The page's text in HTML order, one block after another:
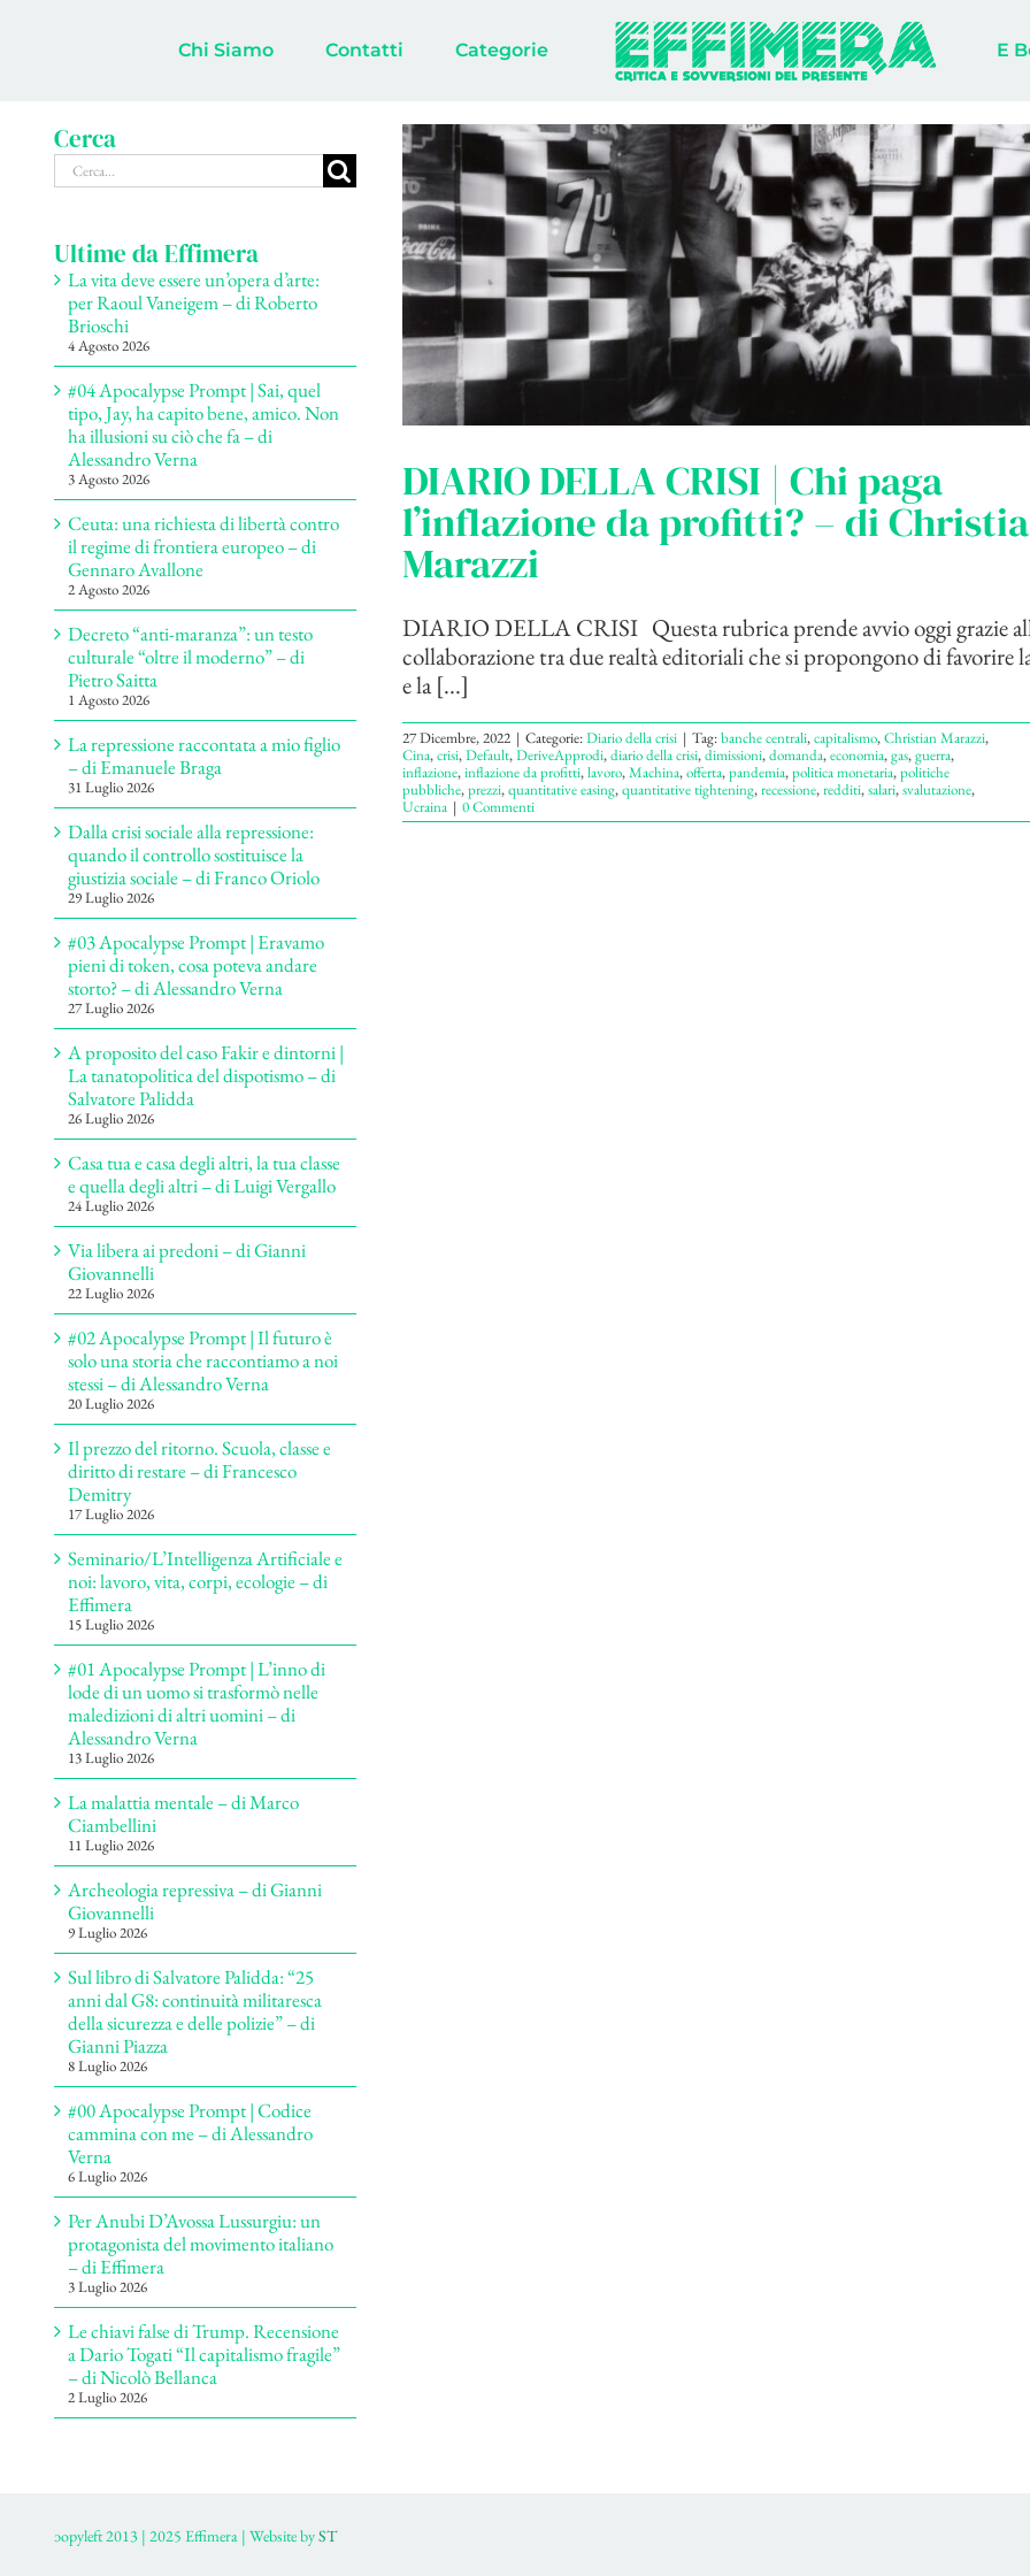
Chi Siamo Contatti Categorie E
DIARIO DELLA CRISI | Chi paga
l’inflazione da profitti? – di
Marazzi
DIARIO DELLA CRISI Questa rubrica prende avvio oggi grazie
collaborazione tra due realtà editoriali che si propongono di favorire
e la [...]
27 Dicembre, 2022 | Categorie:Diario della crisi | Tag:banche centrali,capitalismo,Christian Marazzi,
Cina,crisi,Default,DeriveApprodi,diario della crisi,dimissioni,domanda,economia,gas,guerra,
inflazione,inflazione da profitti,lavoro,Machina,offerta,pandemia,politica monetaria,politiche
pubbliche,prezzi,quantitative easing,quantitative tightening,recessione,redditi,salari,svalutazione,
Ucraina | 0 Commenti
Cerca
Cerca
per:
Ultime da Effimera
La vita deve essere un’opera d’arte:
per Raoul Vaneigem – di Roberto
Brioschi
4 Agosto 2026
#04 Apocalypse Prompt | Sai, quel
tipo, Jay, ha capito bene, amico. Non
ha illusioni su ciò che fa – di
Alessandro Verna
3 Agosto 2026
Ceuta: una richiesta di libertà contro
il regime di frontiera europeo – di
Gennaro Avallone
2 Agosto 2026
Decreto “anti-maranza”: un testo
culturale “oltre il moderno” – di
Pietro Saitta
1 Agosto 2026
La repressione raccontata a mio figlio
– di Emanuele Braga
31 Luglio 2026
Dalla crisi sociale alla repressione:
quando il controllo sostituisce la
giustizia sociale – di Franco Oriolo
29 Luglio 2026
#03 Apocalypse Prompt | Eravamo
pieni di token, cosa poteva andare
storto? – di Alessandro Verna
27 Luglio 2026
A proposito del caso Fakir e dintorni |
La tanatopolitica del dispotismo – di
Salvatore Palidda
26 Luglio 2026
Casa tua e casa degli altri, la tua classe
e quella degli altri – di Luigi Vergallo
24 Luglio 2026
Via libera ai predoni – di Gianni
Giovannelli
22 Luglio 2026
#02 Apocalypse Prompt | Il futuro è
solo una storia che raccontiamo a noi
stessi – di Alessandro Verna
20 Luglio 2026
Il prezzo del ritorno. Scuola, classe e
diritto di restare – di Francesco
Demitry
17 Luglio 2026
Seminario/L’Intelligenza Artificiale e
noi: lavoro, vita, corpi, ecologie – di
Effimera
15 Luglio 2026
#01 Apocalypse Prompt | L’inno di
lode di un uomo si trasformò nelle
maledizioni di altri uomini – di
Alessandro Verna
13 Luglio 2026
La malattia mentale – di Marco
Ciambellini
11 Luglio 2026
Archeologia repressiva – di Gianni
Giovannelli
9 Luglio 2026
Sul libro di Salvatore Palidda: “25
anni dal G8: continuità militaresca
della sicurezza e delle polizie” – di
Gianni Piazza
8 Luglio 2026
#00 Apocalypse Prompt | Codice
cammina con me – di Alessandro
Verna
6 Luglio 2026
Per Anubi D’Avossa Lussurgiu: un
protagonista del movimento italiano
– di Effimera
3 Luglio 2026
Le chiavi false di Trump. Recensione
a Dario Togati “Il capitalismo fragile”
– di Nicolò Bellanca
2 Luglio 2026
ɔopyleft 2013 | 2025 Effimera | Website byST